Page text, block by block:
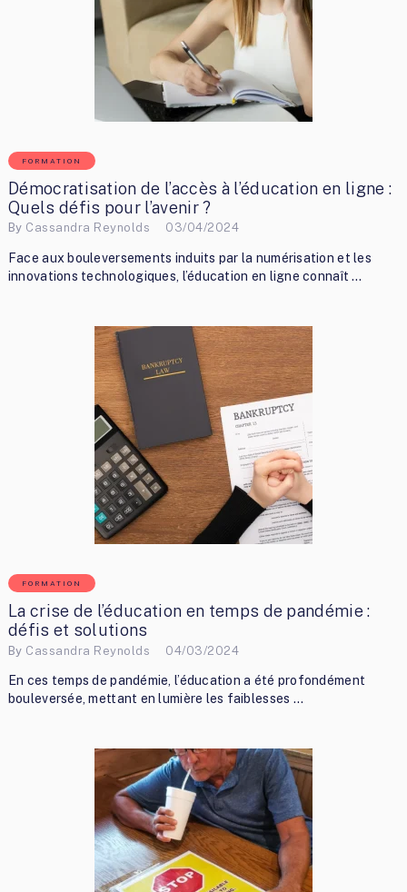
FORMATION
Démocratisation de l’accès à l’éducation en ligne :
Quels défis pour l’avenir ?
By Cassandra Reynolds 03/04/2024
Face aux bouleversements induits par la numérisation et les
innovations technologiques, l’éducation en ligne connaît …
FORMATION
La crise de l’éducation en temps de pandémie :
défis et solutions
By Cassandra Reynolds 04/03/2024
En ces temps de pandémie, l’éducation a été profondément
bouleversée, mettant en lumière les faiblesses …